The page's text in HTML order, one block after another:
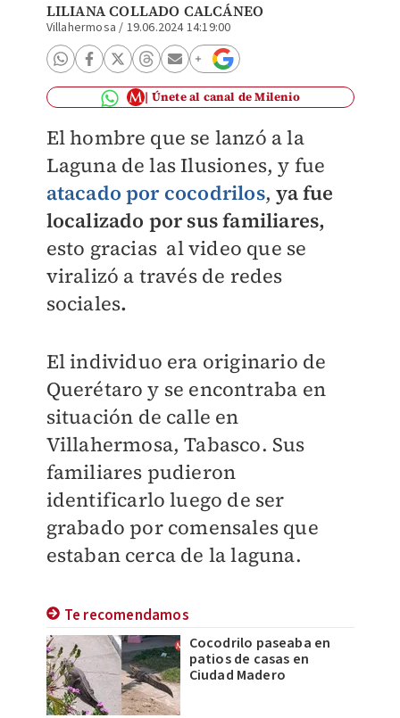
LILIANA COLLADO CALCÁNEO
Villahermosa / 19.06.2024 14:19:00
Únete al canal de Milenio
El hombre que se lanzó a la
Laguna de las Ilusiones, y fue
atacado por cocodrilos,ya fue
localizado por sus familiares,
esto gracias al video que se
viralizó a través de redes
sociales.
El individuo era originario de
Querétaro y se encontraba en
situación de calle en
Villahermosa, Tabasco. Sus
familiares pudieron
identificarlo luego de ser
grabado por comensales que
estaban cerca de la laguna.
Te recomendamos
Cocodrilo paseaba en
patios de casas en
Ciudad Madero